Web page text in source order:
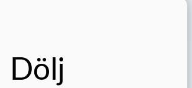
Dölj